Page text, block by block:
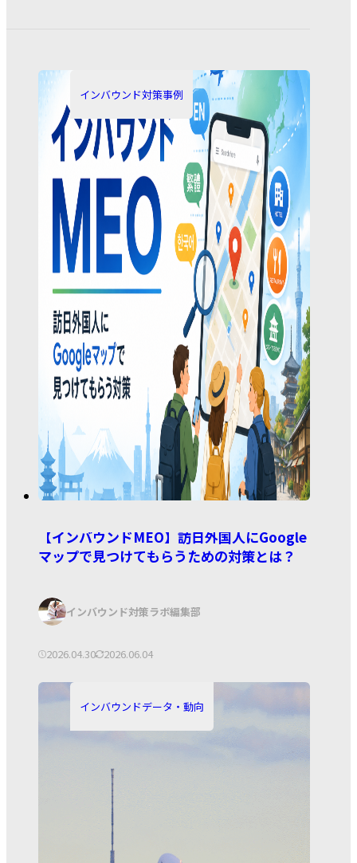
【インバウンドMEO】訪日外国人にGoogle
マップで見つけてもらうための対策とは？
著
者:
インバウンド対策ラボ編集部
公2026.04.30更2026.06.04
カ
テ
リ
インバウンド対策事例
カ
テ
リ
インバウンドデータ・動向